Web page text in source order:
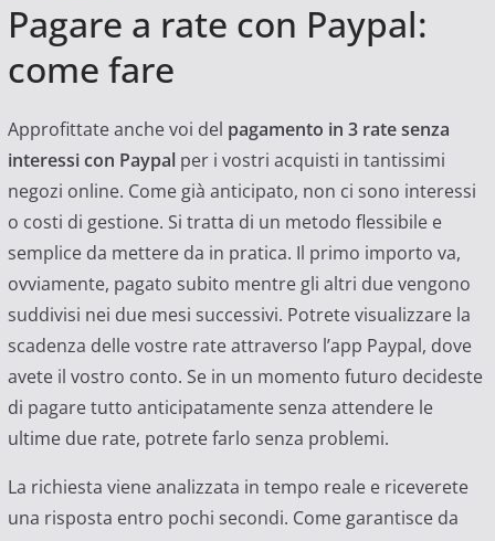
Pagare a rate con Paypal:
come fare
Approfittate anche voi del pagamento in 3 rate senza
interessi con Paypal per i vostri acquisti in tantissimi
negozi online. Come già anticipato, non ci sono interessi
o costi di gestione. Si tratta di un metodo flessibile e
semplice da mettere da in pratica. Il primo importo va,
ovviamente, pagato subito mentre gli altri due vengono
suddivisi nei due mesi successivi. Potrete visualizzare la
scadenza delle vostre rate attraverso l’app Paypal, dove
avete il vostro conto. Se in un momento futuro decideste
di pagare tutto anticipatamente senza attendere le
ultime due rate, potrete farlo senza problemi.
La richiesta viene analizzata in tempo reale e riceverete
una risposta entro pochi secondi. Come garantisce da